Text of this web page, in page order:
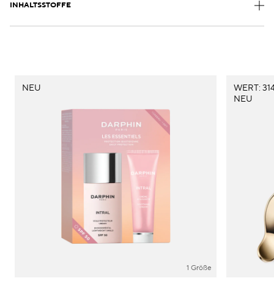
INHALTSSTOFFE
NEU
1 Größe
WERT:
NEU